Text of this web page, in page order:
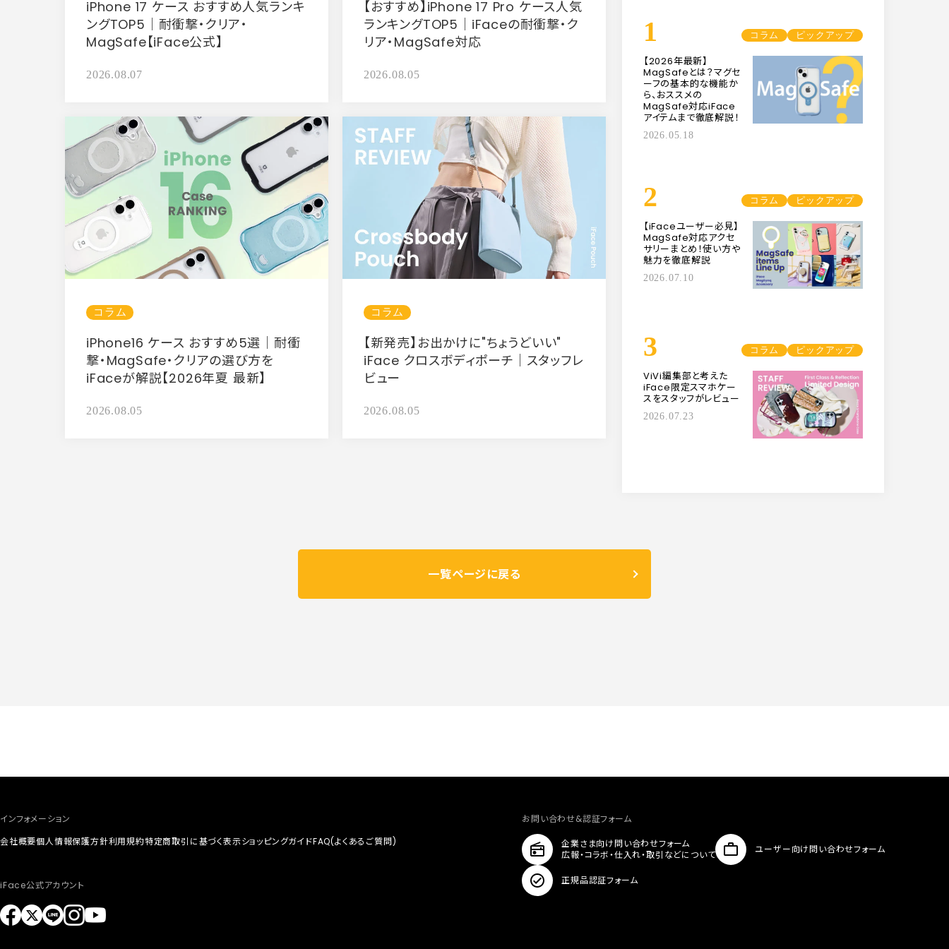
iPhone 17 ケース おすすめ人気ランキ
ングTOP5｜耐衝撃・クリア・
MagSafe【iFace公式】
2026.08.07
【おすすめ】iPhone 17 Pro ケース人気
ランキングTOP5｜iFaceの耐衝撃・ク
リア・MagSafe対応
2026.08.05
コラム
iPhone16 ケース おすすめ5選｜耐衝
撃・MagSafe・クリアの選び方を
iFaceが解説【2026年夏 最新】
2026.08.05
コラム
【新発売】お出かけに"ちょうどいい"
iFace クロスボディポーチ｜スタッフレ
ビュー
2026.08.05
1 コラム ピックアップ
【2026年最新】
MagSafeとは？マグセ
ーフの基本的な機能か
ら、おススメの
MagSafe対応iFace
アイテムまで徹底解説！
2026.05.18
2 コラム ピックアップ
【iFaceユーザー必見】
MagSafe対応アクセ
サリーまとめ！使い方や
魅力を徹底解説
2026.07.10
3 コラム ピックアップ
ViVi編集部と考えた
iFace限定スマホケー
スをスタッフがレビュー
2026.07.23
一覧ページに戻る
インフォメーション
会社概要個人情報保護方針利用規約特定商取引に基づく表示ショッピングガイドFAQ(よくあるご質問)
iFace公式アカウント
お問い合わせ&認証フォーム
企業さま向け問い合わせフォーム
広報・コラボ・仕入れ・取引などについて
ユーザー向け問い合わせフォーム
正規品認証フォーム